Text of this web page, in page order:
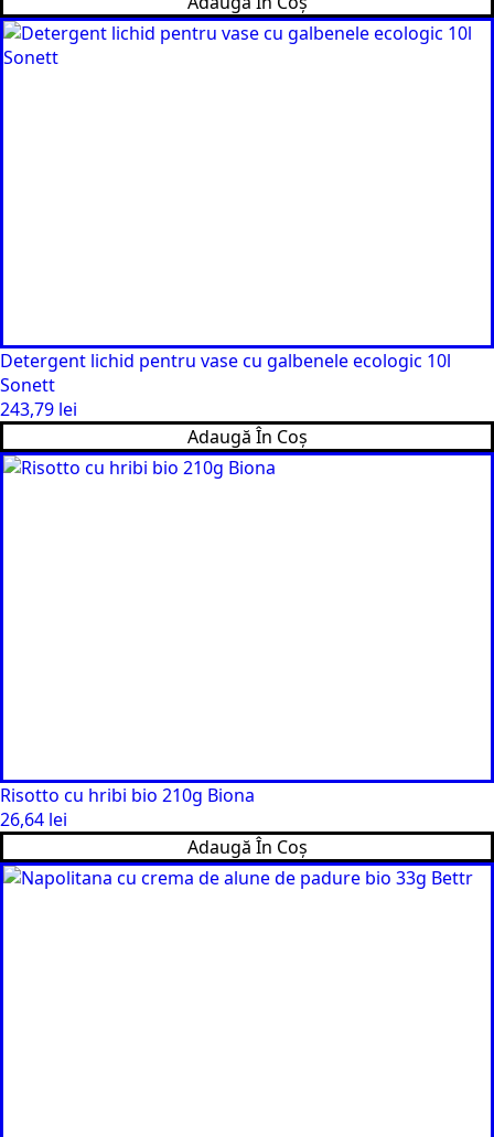
Detergent lichid pentru vase cu galbenele ecologic 10l
Sonett
243,79 lei
Adaugă În Coș
Risotto cu hribi bio 210g Biona
26,64 lei
Adaugă În Coș